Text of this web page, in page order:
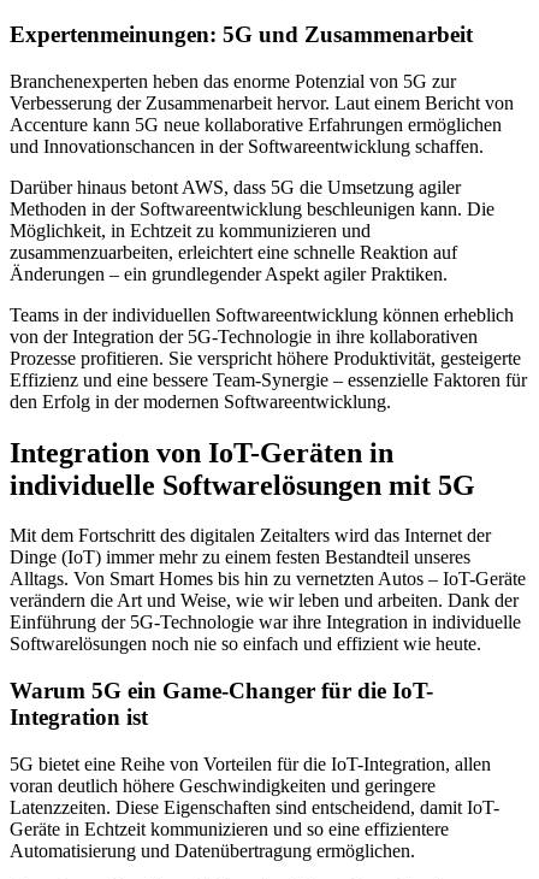
Expertenmeinungen: 5G und Zusammenarbeit
Branchenexperten heben das enorme Potenzial von 5G zur
Verbesserung der Zusammenarbeit hervor. Laut einem Bericht von
Accenture kann 5G neue kollaborative Erfahrungen ermöglichen
und Innovationschancen in der Softwareentwicklung schaffen.
Darüber hinaus betont AWS, dass 5G die Umsetzung agiler
Methoden in der Softwareentwicklung beschleunigen kann. Die
Möglichkeit, in Echtzeit zu kommunizieren und
zusammenzuarbeiten, erleichtert eine schnelle Reaktion auf
Änderungen – ein grundlegender Aspekt agiler Praktiken.
Teams in der individuellen Softwareentwicklung können erheblich
von der Integration der 5G-Technologie in ihre kollaborativen
Prozesse profitieren. Sie verspricht höhere Produktivität, gesteigerte
Effizienz und eine bessere Team-Synergie – essenzielle Faktoren für
den Erfolg in der modernen Softwareentwicklung.
Integration von IoT-Geräten in
individuelle Softwarelösungen mit 5G
Mit dem Fortschritt des digitalen Zeitalters wird das Internet der
Dinge (IoT) immer mehr zu einem festen Bestandteil unseres
Alltags. Von Smart Homes bis hin zu vernetzten Autos – IoT-Geräte
verändern die Art und Weise, wie wir leben und arbeiten. Dank der
Einführung der 5G-Technologie war ihre Integration in individuelle
Softwarelösungen noch nie so einfach und effizient wie heute.
Warum 5G ein Game-Changer für die IoT-
Integration ist
5G bietet eine Reihe von Vorteilen für die IoT-Integration, allen
voran deutlich höhere Geschwindigkeiten und geringere
Latenzzeiten. Diese Eigenschaften sind entscheidend, damit IoT-
Geräte in Echtzeit kommunizieren und so eine effizientere
Automatisierung und Datenübertragung ermöglichen.